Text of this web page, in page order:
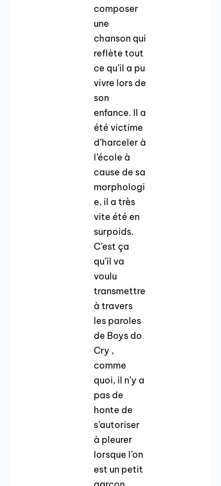
composer
une
chanson qui
reflète tout
ce qu’il a pu
vivre lors de
son
enfance. Il a
été victime
d’harceler à
l’école à
cause de sa
morphologi
e, il a très
vite été en
surpoids.
C’est ça
qu’il va
voulu
transmettre
à travers
les paroles
de Boys do
Cry ,
comme
quoi, il n’y a
pas de
honte de
s’autoriser
à pleurer
lorsque l’on
est un petit